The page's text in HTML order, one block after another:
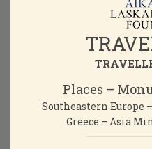
Places –
Southeastern Europe
Greece – Asia